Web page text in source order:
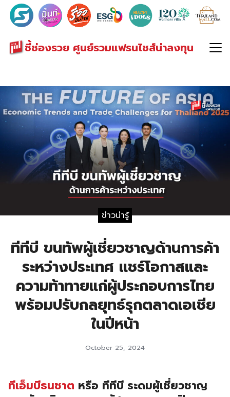
ชี้ช่องรวย ศูนย์รวมแฟรนไชส์น่าลงทุน
Search
for:
ข่าวน่ารู้
ทีทีบี ขนทัพผู้เชี่ยวชาญด้านการค้า
ระหว่างประเทศ แชร์โอกาสและ
ความท้าทายแก่ผู้ประกอบการไทย
พร้อมปรับกลยุทธ์รุกตลาดเอเชีย
ในปีหน้า
October 25, 2024
ทีเอ็มบีธนชาต หรือ ทีทีบี ระดมผู้เชี่ยวชาญ